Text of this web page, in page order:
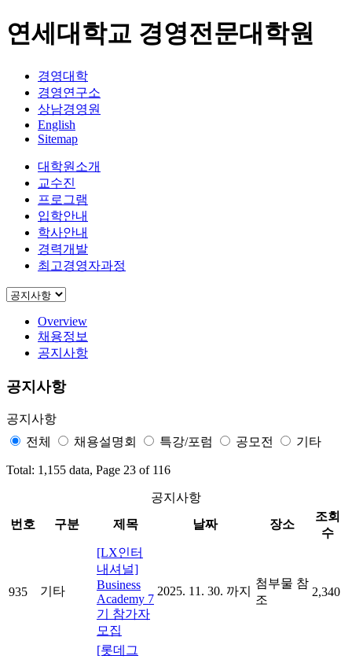
연세대학교 경영전문대학원
경영대학
경영연구소
상남경영원
English
Sitemap
대학원소개
교수진
프로그램
입학안내
학사안내
경력개발
최고경영자과정
Overview
채용정보
공지사항
공지사항
공지사항
전체
채용설명회 특강/포럼 공모전 기타
Total: 1,155 data, Page 23 of 116
공지사항
번호
구분 제목 날짜 장소
조회
수
935 기타
[LX인터
내셔널]
Business
Academy 7
기 참가자
모집
2025. 11. 30. 까지
첨부물 참
조
2,340
[롯데그